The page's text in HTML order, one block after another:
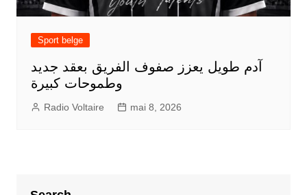
Sport belge
آدم طويل يعزز صفوف الفريق بعقد جديد
وطموحات كبيرة
Radio Voltaire mai 8, 2026